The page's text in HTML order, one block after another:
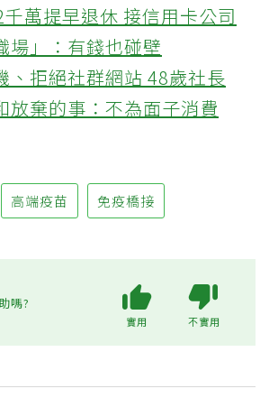
萬提早退休 接信用卡公司
場」：有錢也碰壁
、拒絕社群網站 48歲社長
放棄的事：不為面子消費
高端疫苗 免疫橋接
嗎?
實用 不實用